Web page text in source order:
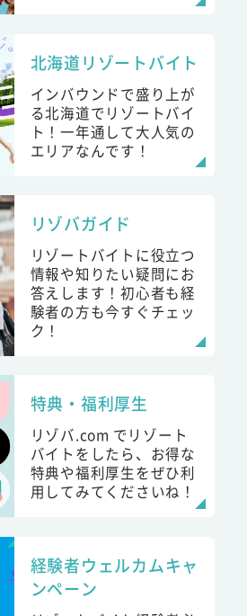
北海道リゾートバイト
インバウンドで盛り上が
る北海道でリゾートバイ
ト！一年通して大人気の
エリアなんです！
リゾバガイド
リゾートバイトに役立つ
情報や知りたい疑問にお
答えします！初心者も経
験者の方も今すぐチェッ
ク！
特典・福利厚生
リゾバ.com でリゾート
バイトをしたら、お得な
特典や福利厚生をぜひ利
用してみてくださいね！
経験者ウェルカムキャ
ンペーン